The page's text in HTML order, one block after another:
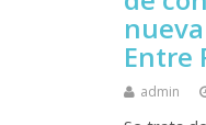
Entre
admin